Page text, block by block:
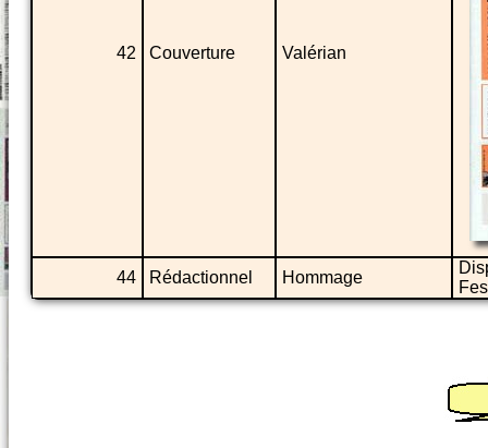
42 Couverture Valérian
44 Rédactionnel Hommage